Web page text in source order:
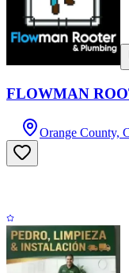
FLOWMAN
Orange County,